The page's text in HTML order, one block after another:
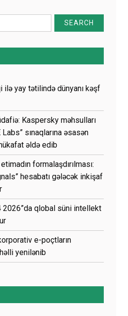
ilə yay tətilində dünyanı kəşf
Kaspersky məhsulları
sınaqlarına əsasən
əldə edib
formalaşdırılması:
hesabatı gələcək inkişaf
2026”da qlobal süni intellekt
e-poçtların
yenilənib